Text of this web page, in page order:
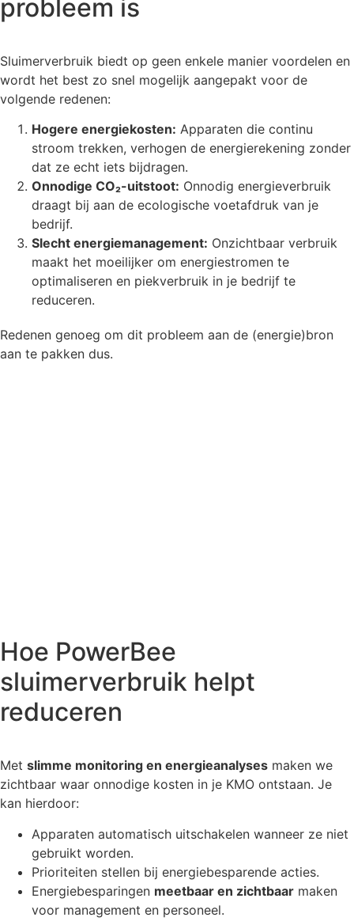
probleem is
Sluimerverbruik biedt op geen enkele manier voordelen en
wordt het best zo snel mogelijk aangepakt voor de
volgende redenen:
Hogere energiekosten: Apparaten die continu
stroom trekken, verhogen de energierekening zonder
dat ze echt iets bijdragen.
Onnodige CO₂-uitstoot: Onnodig energieverbruik
draagt bij aan de ecologische voetafdruk van je
bedrijf.
Slecht energiemanagement: Onzichtbaar verbruik
maakt het moeilijker om energiestromen te
optimaliseren en piekverbruik in je bedrijf te
reduceren.
Redenen genoeg om dit probleem aan de (energie)bron
aan te pakken dus.
Hoe PowerBee
sluimerverbruik helpt
reduceren
Met slimme monitoring en energieanalyses maken we
zichtbaar waar onnodige kosten in je KMO ontstaan. Je
kan hierdoor:
Apparaten automatisch uitschakelen wanneer ze niet
gebruikt worden.
Prioriteiten stellen bij energiebesparende acties.
Energiebesparingen meetbaar en zichtbaar maken
voor management en personeel.